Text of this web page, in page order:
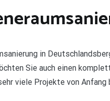
in
Sie auch einen
viele Projekte von